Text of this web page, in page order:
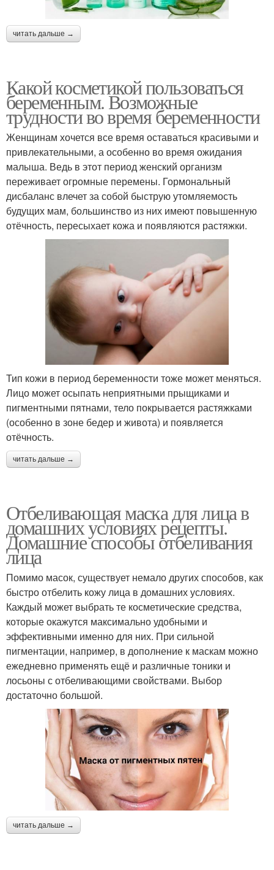
читать дальше →
Какой косметикой пользоваться
беременным. Возможные
трудности во время беременности
Женщинам хочется все время оставаться красивыми и
привлекательными, а особенно во время ожидания
малыша. Ведь в этот период женский организм
переживает огромные перемены. Гормональный
дисбаланс влечет за собой быструю утомляемость
будущих мам, большинство из них имеют повышенную
отёчность, пересыхает кожа и появляются растяжки.
Тип кожи в период беременности тоже может меняться.
Лицо может осыпать неприятными прыщиками и
пигментными пятнами, тело покрывается растяжками
(особенно в зоне бедер и живота) и появляется
отёчность.
читать дальше →
Отбеливающая маска для лица в
домашних условиях рецепты.
Домашние способы отбеливания
лица
Помимо масок, существует немало других способов, как
быстро отбелить кожу лица в домашних условиях.
Каждый может выбрать те косметические средства,
которые окажутся максимально удобными и
эффективными именно для них. При сильной
пигментации, например, в дополнение к маскам можно
ежедневно применять ещё и различные тоники и
лосьоны с отбеливающими свойствами. Выбор
достаточно большой.
читать дальше →